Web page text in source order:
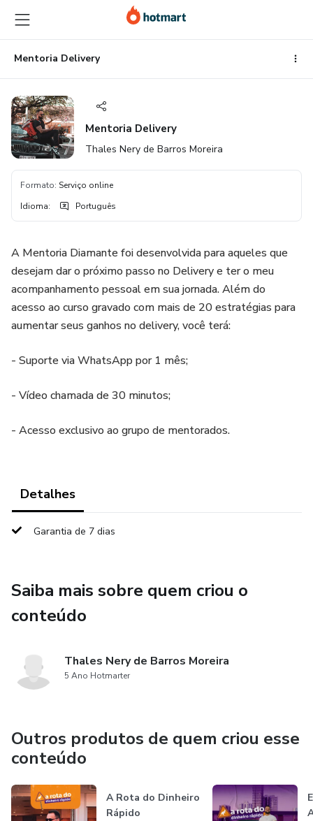
para
o
conteúdo
principal
para
o
pagamento
para
o
rodapé
Mentoria Delivery
Mentoria Delivery
Thales Nery de Barros Moreira
Formato: Serviço online
Idioma: Português
A Mentoria Diamante foi desenvolvida para aqueles que
desejam dar o próximo passo no Delivery e ter o meu
acompanhamento pessoal em sua jornada. Além do
acesso ao curso gravado com mais de 20 estratégias para
aumentar seus ganhos no delivery, você terá:
- Suporte via WhatsApp por 1 mês;
- Vídeo chamada de 30 minutos;
- Acesso exclusivo ao grupo de mentorados.
Detalhes
Garantia de 7 dias
Saiba mais sobre quem criou o
conteúdo
Thales Nery de Barros Moreira
5 Ano Hotmarter
Outros produtos de quem criou esse
conteúdo
A Rota do Dinheiro
Rápido